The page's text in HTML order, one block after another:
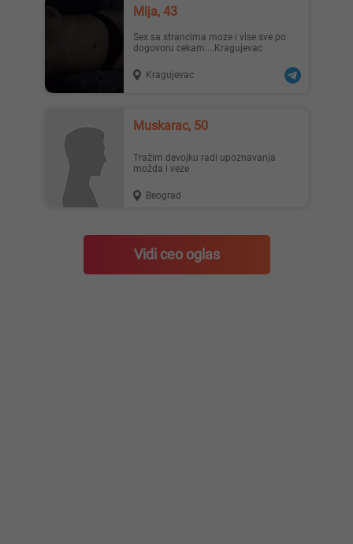
Mija, 43
Sex sa strancima moze i vise sve po
dogovoru cekam....Kragujevac
Kragujevac
Muskarac, 50
Tražim devojku radi upoznavanja
možda i veze
Beograd
Vidi ceo oglas